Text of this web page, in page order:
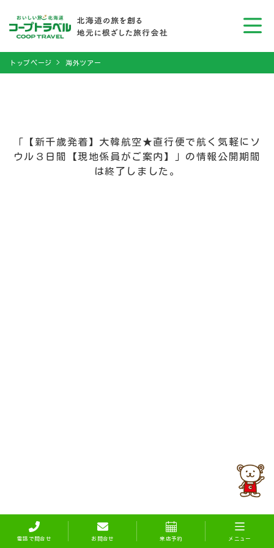
トップページ 海外ツアー
「【新千歳発着】大韓航空★直行便で航く気軽にソ
ウル３日間【現地係員がご案内】」の情報公開期間
は終了しました。
電話で問合せ お問合せ 来店予約 メニュー